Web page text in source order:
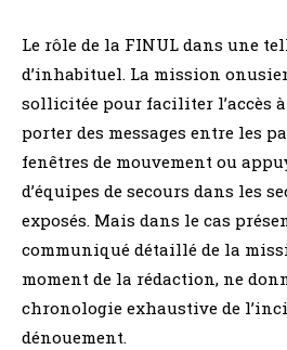
Le rôle de la FINUL dans une
d’inhabituel. La mission
sollicitée pour faciliter l’accès
porter des messages entre les
fenêtres de mouvement ou
d’équipes de secours dans les
exposés. Mais dans le cas
communiqué détaillé de la
moment de la rédaction, ne
chronologie exhaustive de
dénouement.